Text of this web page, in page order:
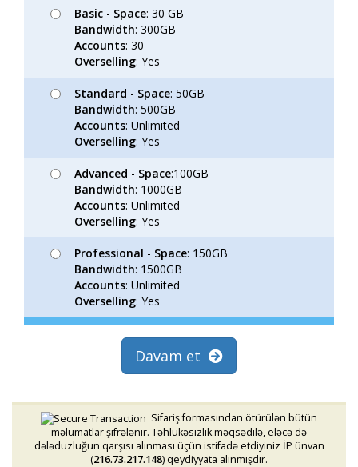
Basic - Space: 30 GB
Bandwidth: 300GB
Accounts: 30
Overselling: Yes
Standard - Space: 50GB
Bandwidth: 500GB
Accounts: Unlimited
Overselling: Yes
Advanced - Space:100GB
Bandwidth: 1000GB
Accounts: Unlimited
Overselling: Yes
Professional - Space: 150GB
Bandwidth: 1500GB
Accounts: Unlimited
Overselling: Yes
Davam et
Sifariş formasından ötürülən bütün
məlumatlar şifrələnir. Təhlükəsizlik məqsədilə, eləcə də
dələduzluğun qarşısı alınması üçün istifadə etdiyiniz İP ünvan
(216.73.217.148) qeydiyyata alınmışdır.